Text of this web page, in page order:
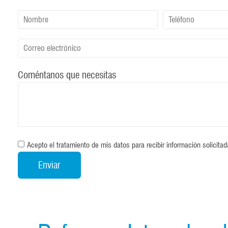
Coméntanos que necesitas
Acepto el tratamiento de mis datos para recibir información